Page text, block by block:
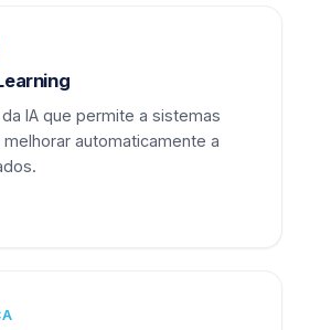
IA que permite a sistemas
automaticamente a